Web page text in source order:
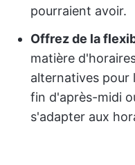
pourraient avoir.
Offrez de la
matière
alternatives pour
fin d'après-midi
s'adapter aux